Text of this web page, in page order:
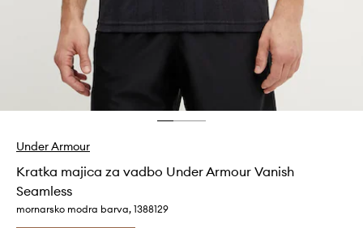
Under Armour
Kratka majica za vadbo Under Armour Vanish
Seamless
mornarsko modra barva, 1388129